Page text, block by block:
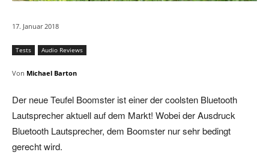
17. Januar 2018
Tests Audio Reviews
Von Michael Barton
Der neue Teufel Boomster ist einer der coolsten Bluetooth
Lautsprecher aktuell auf dem Markt! Wobei der Ausdruck
Bluetooth Lautsprecher, dem Boomster nur sehr bedingt
gerecht wird.